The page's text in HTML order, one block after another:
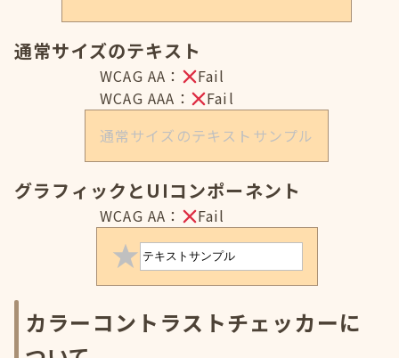
通常サイズのテキスト
WCAG AA：
Fail
WCAG AAA：
Fail
通常サイズのテキストサンプル
グラフィックとUIコンポーネント
WCAG AA： Fail
カラーコントラストチェッカーに